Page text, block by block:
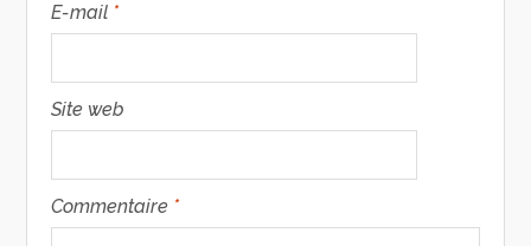
E-mail *
Site web
Commentaire *